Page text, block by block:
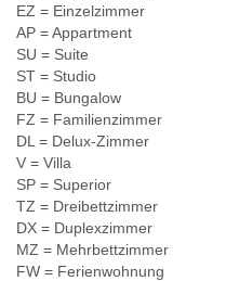
EZ = Einzelzimmer
AP = Appartment
SU = Suite
ST = Studio
BU = Bungalow
FZ = Familienzimmer
DL = Delux-Zimmer
V = Villa
SP = Superior
TZ = Dreibettzimmer
DX = Duplexzimmer
MZ = Mehrbettzimmer
FW = Ferienwohnung